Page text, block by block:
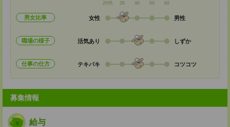
20代 30 40 50 60
男女比率 女性 男性
職場の様子 活気あり しずか
仕事の仕方 テキパキ コツコツ
募集情報
給与